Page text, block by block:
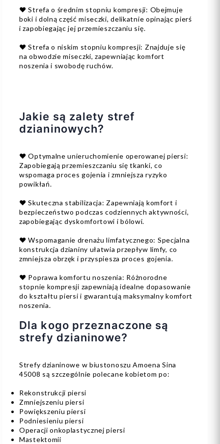
❤️ Strefa o średnim stopniu kompresji: Obejmuje
boki i dolną część miseczki, delikatnie opinając pierś
i zapobiegając jej przemieszczaniu się.
❤️ Strefa o niskim stopniu kompresji: Znajduje się
na obwodzie miseczki, zapewniając komfort
noszenia i swobodę ruchów.
Jakie są zalety stref
dzianinowych?
❤️ Optymalne unieruchomienie operowanej piersi:
Zapobiegają przemieszczaniu się tkanki, co
wspomaga proces gojenia i zmniejsza ryzyko
powikłań.
❤️ Skuteczna stabilizacja: Zapewniają komfort i
bezpieczeństwo podczas codziennych aktywności,
zapobiegając dyskomfortowi i bólowi.
❤️ Wspomaganie drenażu limfatycznego: Specjalna
konstrukcja dzianiny ułatwia przepływ limfy, co
zmniejsza obrzęk i przyspiesza proces gojenia.
❤️ Poprawa komfortu noszenia: Różnorodne
stopnie kompresji zapewniają idealne dopasowanie
do kształtu piersi i gwarantują maksymalny komfort
noszenia.
Dla kogo przeznaczone są
strefy dzianinowe?
Strefy dzianinowe w biustonoszu Amoena Sina
45008 są szczególnie polecane kobietom po:
Rekonstrukcji piersi
Zmniejszeniu piersi
Powiększeniu piersi
Podniesieniu piersi
Operacji onkoplastycznej piersi
Mastektomii